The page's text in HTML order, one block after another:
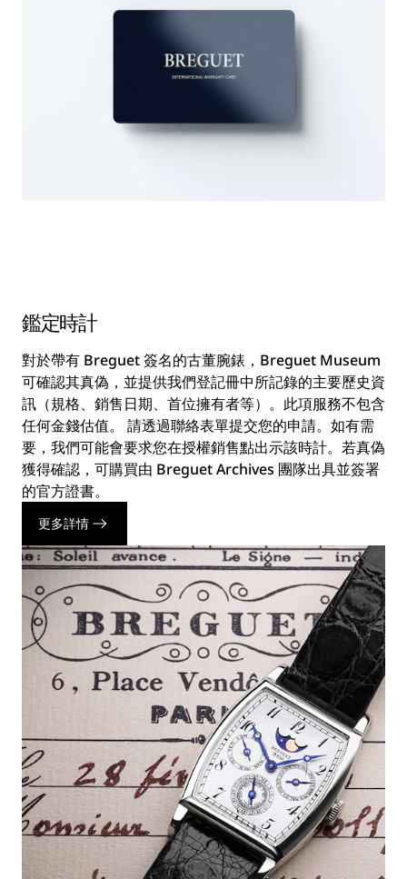
鑑定時計
對於帶有 Breguet 簽名的古董腕錶，Breguet Museum
可確認其真偽，並提供我們登記冊中所記錄的主要歷史資
訊（規格、銷售日期、首位擁有者等）。此項服務不包含
任何金錢估值。 請透過聯絡表單提交您的申請。如有需
要，我們可能會要求您在授權銷售點出示該時計。若真偽
獲得確認，可購買由 Breguet Archives 團隊出具並簽署
的官方證書。
更多詳情